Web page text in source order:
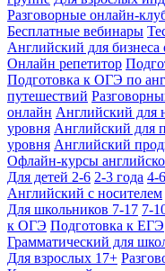
Разговорные онлайн-
Бесплатные вебинары
Английский для бизнеса
Онлайн репетитор
Подготовка к ОГЭ по
путешествий
онлайн Английский для
уровня Английский для
уровня Английский
Офлайн-курсы
Для детей 2-6 2-3 года 4-
Английский с носителем
Для школьников 7-17 7-
к ОГЭ Подготовка к ЕГЭ
Грамматический для
Для взрослых 17+